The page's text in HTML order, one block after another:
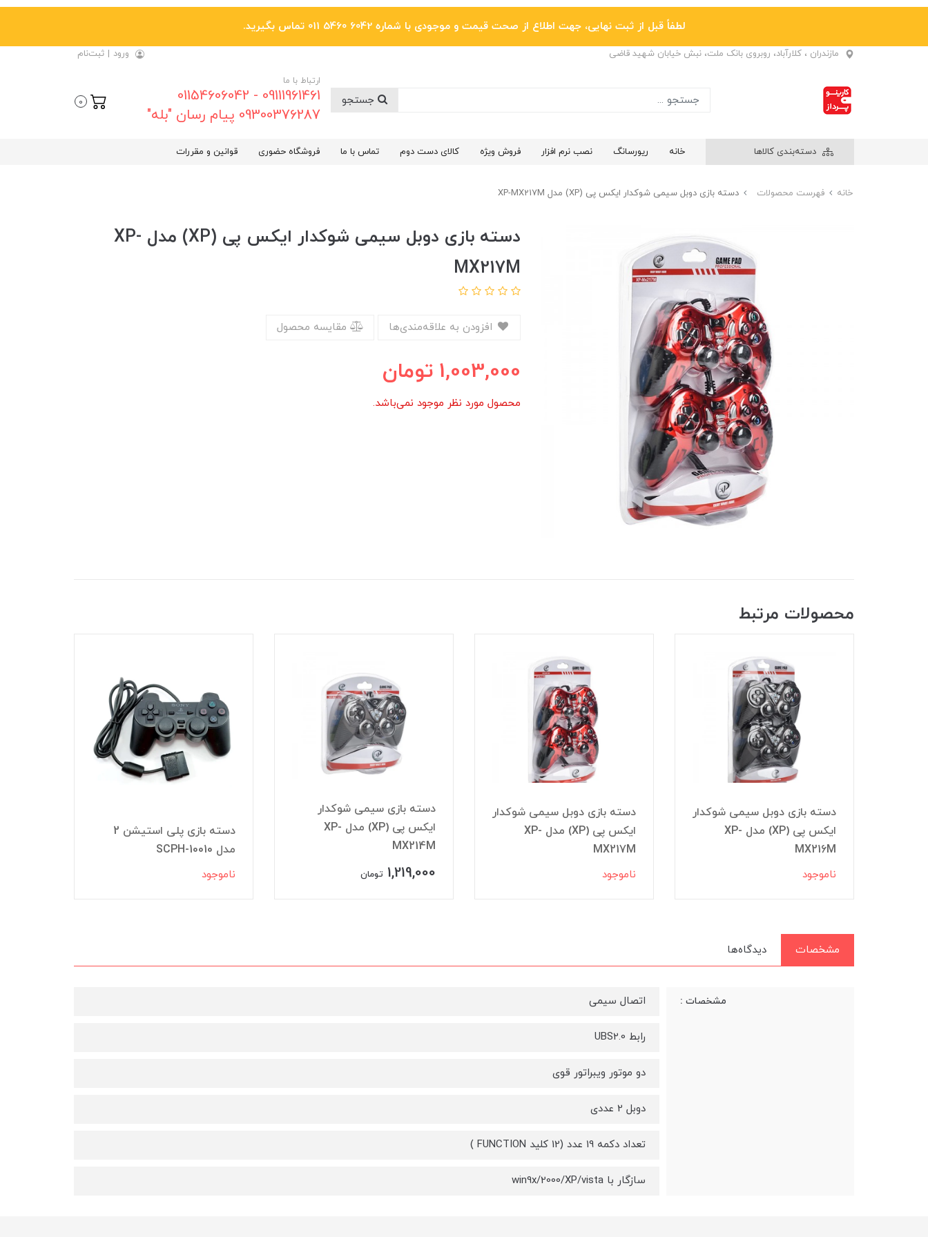
لطفاً قبل از ثبت نهایی، جهت اطلاع از صحت قیمت و موجودی با شماره 6042 5460 011 تماس بگیرید.
مازندران ، کلارآباد، روبروی بانک ملت، نبش خیابان شهید قاضی ورود | ثبت‌نام
ارتباط با ما
09111961461 - 01154606042
09300376287 پیام رسان "بله"
0
دسته‌بندی کالاها خانه ریورسانگ نصب نرم افزار فروش ویژه کالای دست دوم تماس با ما فروشگاه حضوری قوانین و مقررات
خانه فهرست محصولات دسته بازی دوبل سیمی شوکدار ایکس پی (XP) مدل XP-MX217M
دسته بازی دوبل سیمی شوکدار ایکس پی (XP) مدل XP-
MX217M
مقایسه محصول
1,003,000 تومان
محصول مورد نظر موجود نمی‌باشد.
محصولات مرتبط
دسته بازی دوبل سیمی شوکدار
ایکس پی (XP) مدل XP-
MX216M
ناموجود
دسته بازی دوبل سیمی شوکدار
ایکس پی (XP) مدل XP-
MX217M
ناموجود
دسته بازی سیمی شوکدار
ایکس پی (XP) مدل XP-
MX214M
1,219,000 تومان
دسته بازی پلی استیشن 2
مدل SCPH-10010
ناموجود
مشخصات دیدگاه‌ها
مشخصات : اتصال سیمی
رابط UBS2.0
دو موتور ویبراتور قوی
دوبل 2 عددی
تعداد دکمه 19 عدد (12 کلید FUNCTION )
سازگار با win9x/2000/XP/vista